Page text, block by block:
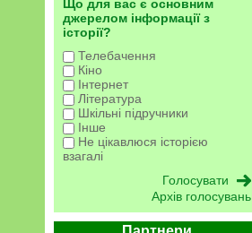
Що для вас є основним
джерелом інформації з
історії?
Телебачення
Кіно
Інтернет
Література
Шкільні підручники
Інше
Не цікавлюся історією
взагалі
Архів голосувань